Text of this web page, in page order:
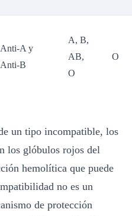
Anti-A y
Anti-B
A, B,
AB,
O
O
un tipo incompatible, los
los glóbulos rojos del
hemolítica que puede
no es un
de protección